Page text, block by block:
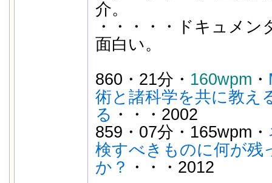
介。
・・・・・ドキュメ
面白い。
860・21分・ 160wpm ・
術と諸科学を共に教え
る ・・・2002
859・07分・165wpm・
検すべきものに何が残
か？ ・・・2012